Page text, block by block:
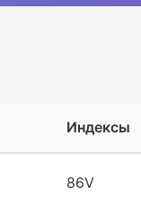
Индексы
86V